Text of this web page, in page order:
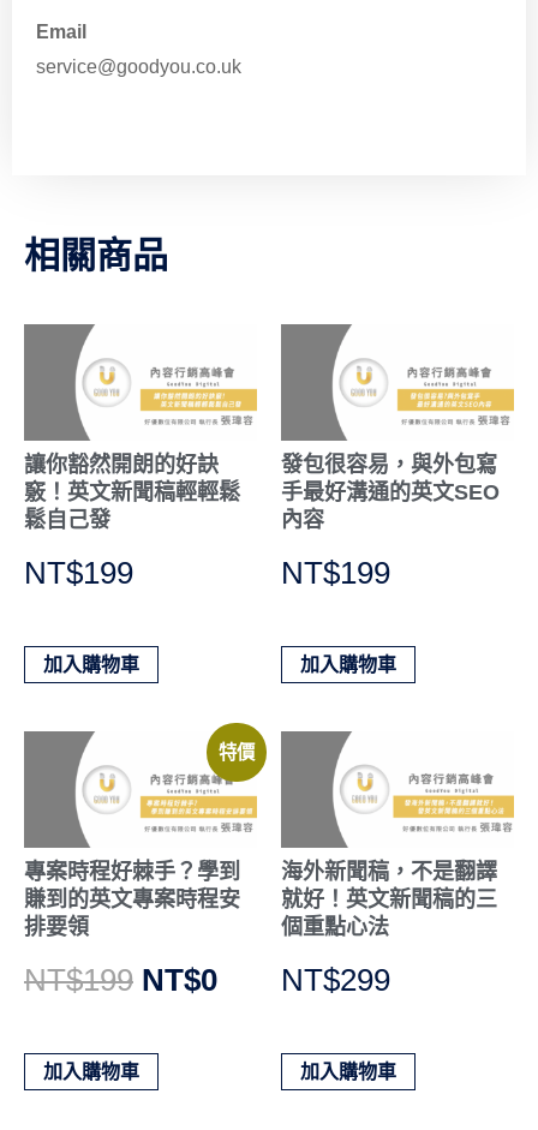
Email
service@goodyou.co.uk
相關商品
讓你豁然開朗的好訣
竅！英文新聞稿輕輕鬆
鬆自己發
NT$199
加入購物車
發包很容易，與外包寫
手最好溝通的英文SEO
內容
NT$199
加入購物車
特價
專案時程好棘手？學到
賺到的英文專案時程安
排要領
NT$199 NT$0
加入購物車
海外新聞稿，不是翻譯
就好！英文新聞稿的三
個重點心法
NT$299
加入購物車